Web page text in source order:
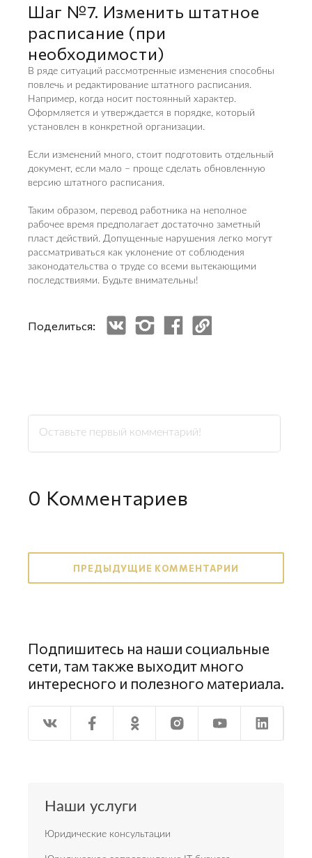
Шаг №7. Изменить штатное
расписание (при
необходимости)
В ряде ситуаций рассмотренные изменения способны
повлечь и редактирование штатного расписания.
Например, когда носит постоянный характер.
Оформляется и утверждается в порядке, который
установлен в конкретной организации.
Если изменений много, стоит подготовить отдельный
документ, если мало – проще сделать обновленную
версию штатного расписания.
Таким образом, перевод работника на неполное
рабочее время предполагает достаточно заметный
пласт действий. Допущенные нарушения легко могут
рассматриваться как уклонение от соблюдения
законодательства о труде со всеми вытекающими
последствиями. Будьте внимательны!
Поделиться:
0 Комментариев
ПРЕДЫДУЩИЕ КОММЕНТАРИИ
Подпишитесь на наши социальные
сети, там также выходит много
интересного и полезного материала.
Наши услуги
Юридические консультации